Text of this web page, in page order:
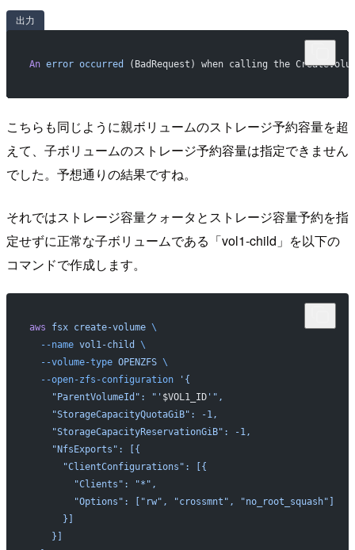
出力
An error occurred (BadRequest) when calling the
こちらも同じように親ボリュームのストレージ予約容量を超
えて、子ボリュームのストレージ予約容量は指定できません
でした。予想通りの結果ですね。
それではストレージ容量クォータとストレージ容量予約を指
定せずに正常な子ボリュームである「vol1-child」を以下の
コマンドで作成します。
aws fsx create-volume \
  --name
vol1-child
\
  --volume-type
OPENZFS \
  --open-zfs-configuration
'{
    "ParentVolumeId": "'
$VOL1_ID'",
    "StorageCapacityQuotaGiB": -1,
    "StorageCapacityReservationGiB": -1,
    "NfsExports": [{
      "ClientConfigurations": [{
        "Clients": "*",
        "Options": ["rw", "crossmnt", "no_root_squash"]
      }]
    }]